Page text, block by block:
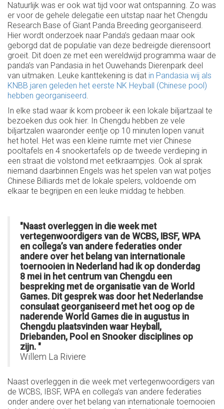
Natuurlijk was er ook wat tijd voor wat ontspanning. Zo was
er voor de gehele delegatie een uitstap naar het Chengdu
Research Base of Giant Panda Breeding georganiseerd.
Hier wordt onderzoek naar Panda’s gedaan maar ook
geborgd dat de populatie van deze bedreigde dierensoort
groeit. Dit doen ze met een wereldwijd programma waar de
panda’s van Pandasia in het Ouwehands Dierenpark deel
van uitmaken. Leuke kanttekening is dat in Pandasia wij als
KNBB jaren geleden het eerste NK Heyball (Chinese pool)
hebben georganiseerd.
In elke stad waar ik kom probeer ik een lokale biljartzaal te
bezoeken dus ook hier. In Chengdu hebben ze vele
biljartzalen waaronder eentje op 10 minuten lopen vanuit
het hotel. Het was een kleine ruimte met vier Chinese
pooltafels en 4 snookertafels op de tweede verdieping in
een straat die volstond met eetkraampjes. Ook al sprak
niemand daarbinnen Engels was het spelen van wat potjes
Chinese Billiards met de lokale spelers, voldoende om
elkaar te begrijpen en een leuke middag te hebben.
"Naast overleggen in die week met
vertegenwoordigers van de WCBS, IBSF, WPA
en collega’s van andere federaties onder
andere over het belang van internationale
toernooien in Nederland had ik op donderdag
8 mei in het centrum van Chengdu een
bespreking met de organisatie van de World
Games. Dit gesprek was door het Nederlandse
consulaat georganiseerd met het oog op de
naderende World Games die in augustus in
Chengdu plaatsvinden waar Heyball,
Driebanden, Pool en Snooker disciplines op
zijn. "
Willem La Riviere
Naast overleggen in die week met vertegenwoordigers van
de WCBS, IBSF, WPA en collega’s van andere federaties
onder andere over het belang van internationale toernooien